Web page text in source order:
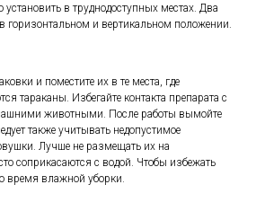
установить в труднодоступных местах. Два
горизонтальном и вертикальном положении.
и поместите их в те места, где
тараканы. Избегайте контакта препарата с
животными. После работы вымойте
также учитывать недопустимое
Лучше не размещать их на
соприкасаются с водой. Чтобы избежать
время влажной уборки.